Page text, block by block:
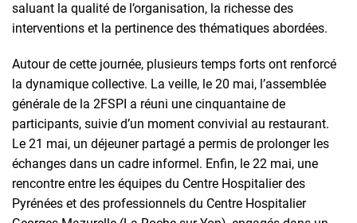
saluant la qualité de l’organisation, la richesse des
interventions et la pertinence des thématiques abordées.
Autour de cette journée, plusieurs temps forts ont renforcé
la dynamique collective. La veille, le 20 mai, l’assemblée
générale de la 2FSPI a réuni une cinquantaine de
participants, suivie d’un moment convivial au restaurant.
Le 21 mai, un déjeuner partagé a permis de prolonger les
échanges dans un cadre informel. Enfin, le 22 mai, une
rencontre entre les équipes du Centre Hospitalier des
Pyrénées et des professionnels du Centre Hospitalier